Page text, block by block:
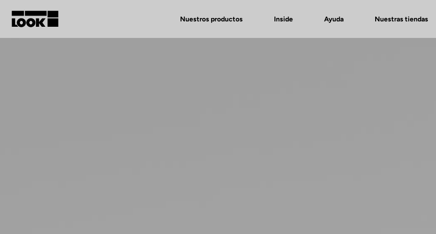
Nuestros productos Inside Ayuda Nuestras tiendas